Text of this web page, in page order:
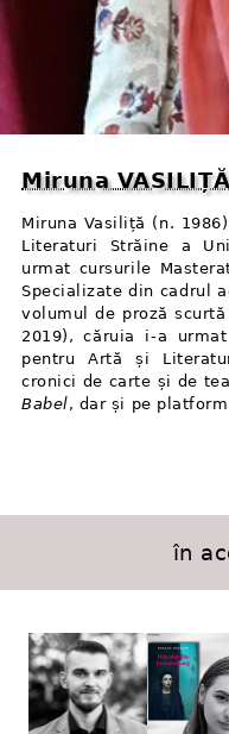
Miruna
Miruna Vasiliță (n.
Literaturi Străine a
urmat cursurile
Specializate din cadrul
volumul de proză
2019), căruia i⁠-⁠a
pentru Artă și
cronici de carte și de
Babel, dar și pe
în